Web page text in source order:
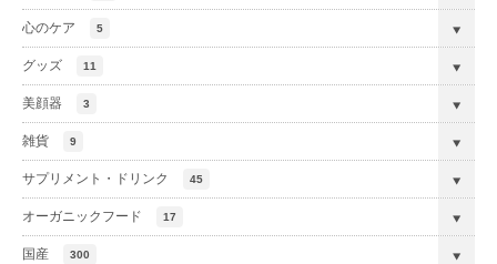
心のケア 5
グッズ 11
美顔器 3
雑貨 9
サプリメント・ドリンク 45
オーガニックフード 17
国産 300